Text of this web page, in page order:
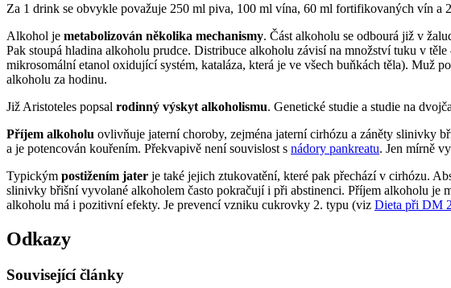
Za 1 drink se obvykle považuje 250 ml piva, 100 ml vína, 60 ml fortifikovaných vín a
Alkohol je metabolizován několika mechanismy. Část alkoholu se odbourá již v
Pak stoupá hladina alkoholu prudce. Distribuce alkoholu závisí na množství tuku v
mikrosomální etanol oxidující systém, kataláza, která je ve všech buňkách těla). Muž
alkoholu za hodinu.
Již Aristoteles popsal rodinný výskyt alkoholismu. Genetické studie a studie na
Příjem alkoholu ovlivňuje jaterní choroby, zejména jaterní cirhózu a záněty slinivky
a je potencován kouřením. Překvapivě není souvislost s nádory pankreatu. Jen mírně
Typickým postižením jater je také jejich ztukovatění, které pak přechází v cirhózu.
slinivky břišní vyvolané alkoholem často pokračují i při abstinenci. Příjem alkoholu
alkoholu má i pozitivní efekty. Je prevencí vzniku cukrovky 2. typu (viz Dieta při DM
Odkazy
Související články